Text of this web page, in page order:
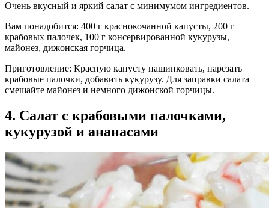
Очень вкусный и яркий салат с минимумом ингредиентов.
Вам понадобится: 400 г краснокочанной капусты, 200 г
крабовых палочек, 100 г консервированной кукурузы,
майонез, дижонская горчица.
Приготовление: Красную капусту нашинковать, нарезать
крабовые палочки, добавить кукурузу. Для заправки салата
смешайте майонез и немного дижонской горчицы.
4. Салат с крабовыми палочками,
кукурузой и ананасами